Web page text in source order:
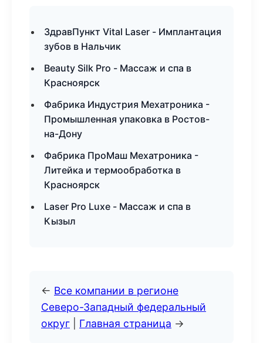
ЗдравПункт Vital Laser - Имплантация
зубов в Нальчик
Beauty Silk Pro - Массаж и спа в
Красноярск
Фабрика Индустрия Мехатроника -
Промышленная упаковка в Ростов-
на-Дону
Фабрика ПроМаш Мехатроника -
Литейка и термообработка в
Красноярск
Laser Pro Luxe - Массаж и спа в
Кызыл
← Все компании в регионе
Северо-Западный федеральный
округ
Главная страница →